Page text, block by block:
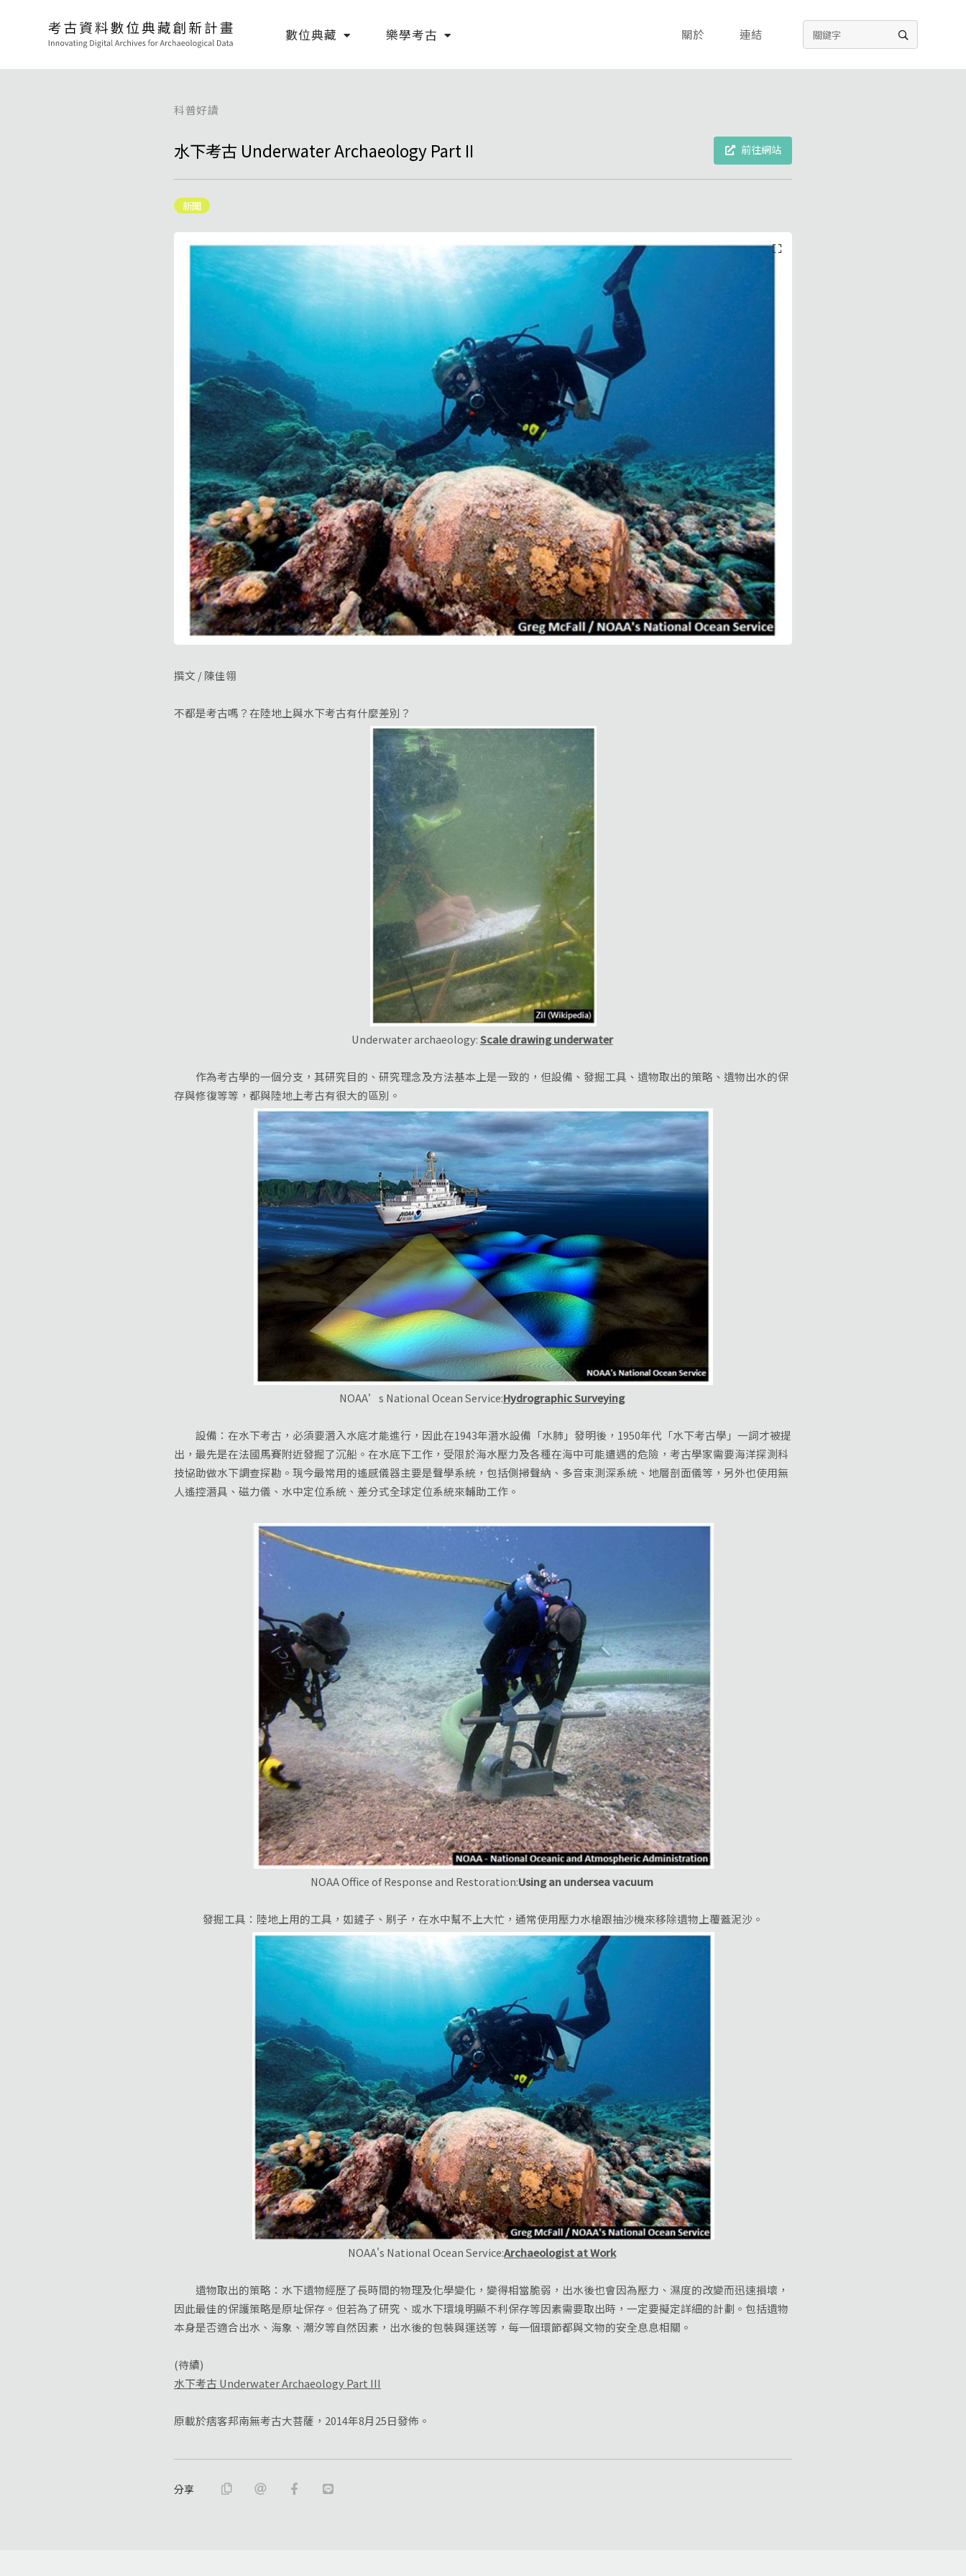
數位典藏 樂學考古 關於 連結
科普好讀
水下考古 Underwater Archaeology Part II 前往網站
新聞
撰文 / 陳佳翎
不都是考古嗎？在陸地上與水下考古有什麼差別？
Underwater archaeology:Scale drawing underwater
作為考古學的一個分支，其研究目的、研究理念及方法基本上是一致的，但設備、發掘工具、遺物取出的策略、遺物出水的保
存與修復等等，都與陸地上考古有很大的區別。
NOAA’s National Ocean Service:Hydrographic Surveying
設備：在水下考古，必須要潛入水底才能進行，因此在1943年潛水設備「水肺」發明後，1950年代「水下考古學」一詞才被提
出，最先是在法國馬賽附近發掘了沉船。在水底下工作，受限於海水壓力及各種在海中可能遭遇的危險，考古學家需要海洋探測科
技協助做水下調查探勘。現今最常用的遙感儀器主要是聲學系統，包括側掃聲納、多音束測深系統、地層剖面儀等，另外也使用無
人遙控潛具、磁力儀、水中定位系統、差分式全球定位系統來輔助工作。
NOAA Office of Response and Restoration:Using an undersea vacuum
發掘工具：陸地上用的工具，如鏟子、刷子，在水中幫不上大忙，通常使用壓力水槍跟抽沙機來移除遺物上覆蓋泥沙。
NOAA's National Ocean Service:Archaeologist at Work
遺物取出的策略：水下遺物經歷了長時間的物理及化學變化，變得相當脆弱，出水後也會因為壓力、濕度的改變而迅速損壞，
因此最佳的保護策略是原址保存。但若為了研究、或水下環境明顯不利保存等因素需要取出時，一定要擬定詳細的計劃。包括遺物
本身是否適合出水、海象、潮汐等自然因素，出水後的包裝與運送等，每一個環節都與文物的安全息息相關。
(待續)
水下考古 Underwater Archaeology Part III
原載於痞客邦南無考古大菩薩，2014年8月25日發佈。
分享